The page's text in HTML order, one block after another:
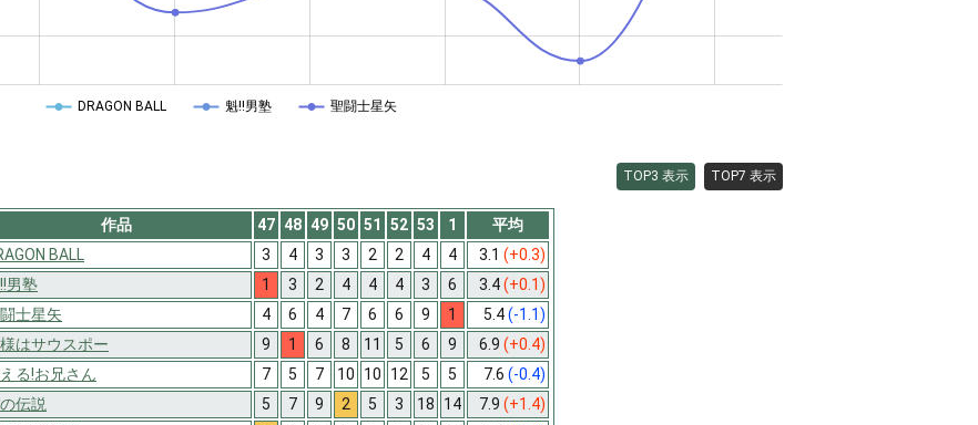
DRAGON BALL 魁!!男塾 聖闘士星矢
TOP3 表示 TOP7 表示
作品 47 48 49 50 51 52 53 1
平均
BALL 3 4 3 3 2 2 4 4 3.1 (+0.3)
男塾 1 3 2 4 4 4 3 6 3.4(+0.1)
士星矢 4 6 4 7 6 6 9 1 5.4(-1.1)
はサウスポー 9 1 6 8 11 5 6 9 6.9 (+0.4)
る!お兄さん 7 5 7 10 10 12 5 5 7.6 (-0.4)
伝説 5 7 9 2 5 3 18 14 7.9 (+1.4)